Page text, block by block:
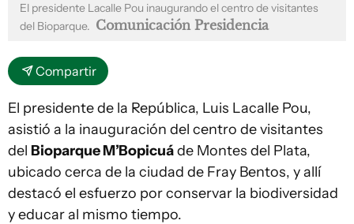
El presidente Lacalle Pou inaugurando el centro de visitantes
del Bioparque. Comunicación Presidencia
Compartir
El presidente de la República, Luis Lacalle Pou,
asistió a la inauguración del centro de visitantes
del Bioparque M’Bopicuáde Montes del Plata,
ubicado cerca de la ciudad de Fray Bentos, y allí
destacó el esfuerzo por conservar la biodiversidad
y educar al mismo tiempo.